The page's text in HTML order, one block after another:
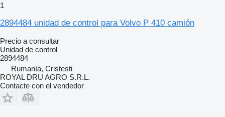
1
2894484 unidad de control para Volvo P 410 camión
Precio a consultar
Unidad de control
2894484
Rumanía, Cristesti
ROYAL DRU AGRO S.R.L.
Contacte con el vendedor